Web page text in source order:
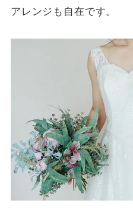
アレンジも自在です。